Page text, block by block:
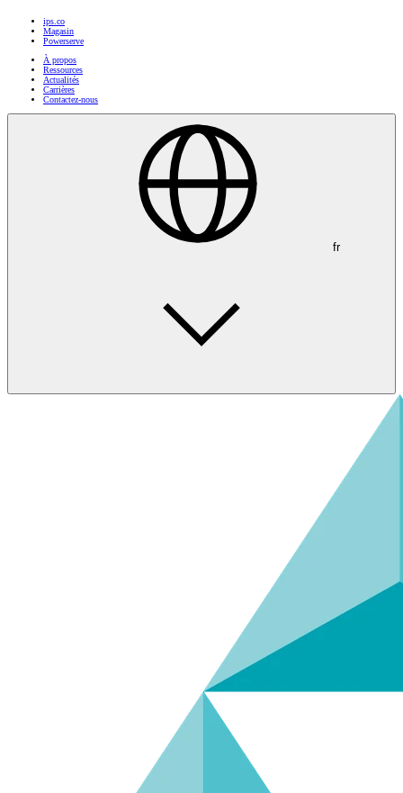
ips.co
Magasin
Powerserve
À propos
Ressources
Actualités
Carrières
Contactez-nous
fr